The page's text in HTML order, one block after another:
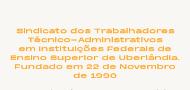
Sindicato dos Trabalhadores
Técnico-Administrativos
em Instituições Federais de
Ensino Superior de Uberlândia.
Fundado em 22 de Novembro
de 1990